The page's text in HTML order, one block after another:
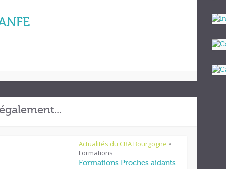
Actualités du CRA Bourgogne •
Formations
Formations Proches aidants